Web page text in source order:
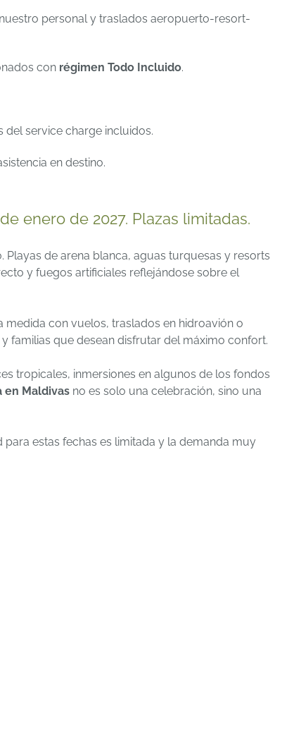
personal y traslados aeropuerto-resort-
con régimen Todo Incluido.
del service charge incluidos.
en destino.
enero de 2027. Plazas limitadas.
de arena blanca, aguas turquesas y resorts
y fuegos artificiales reflejándose sobre el
medida con vuelos, traslados en hidroavión o
familias que desean disfrutar del máximo confort.
tropicales, inmersiones en algunos de los fondos
en Maldivas no es solo una celebración, sino una
estas fechas es limitada y la demanda muy